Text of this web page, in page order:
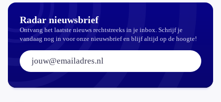
Radar nieuwsbrief
Ontvang het laatste nieuws rechtstreeks in je inbox. Schrijf je
vandaag nog in voor onze nieuwsbrief en blijf altijd op de hoogte!
E-mailadres: